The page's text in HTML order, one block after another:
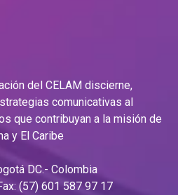
del CELAM discierne,
comunicativas al
que contribuyan a la misión de
y El Caribe
DC.- Colombia
(57) 601 587 97 17